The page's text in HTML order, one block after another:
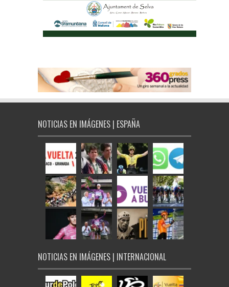
NOTICIAS EN IMÁGENES | ESPAÑA
NOTICIAS EN IMÁGENES | INTERNACIONAL